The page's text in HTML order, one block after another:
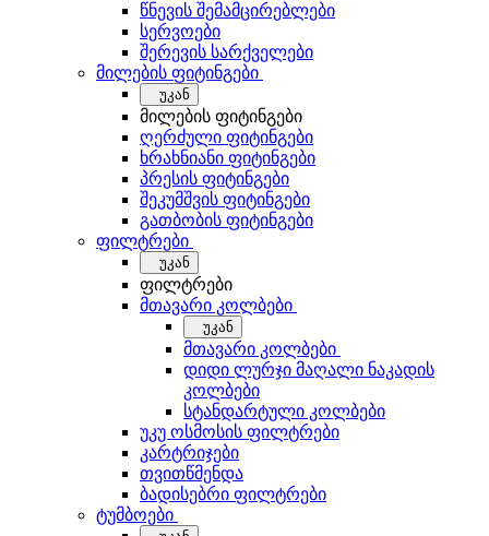
წნევის შემამცირებლები
სერვოები
შერევის სარქველები
მილების ფიტინგები
უკან
მილების ფიტინგები
ღერძული ფიტინგები
ხრახნიანი ფიტინგები
პრესის ფიტინგები
შეკუმშვის ფიტინგები
გათბობის ფიტინგები
ფილტრები
უკან
ფილტრები
მთავარი კოლბები
უკან
მთავარი კოლბები
დიდი ლურჯი მაღალი ნაკადის
კოლბები
სტანდარტული კოლბები
უკუ ოსმოსის ფილტრები
კარტრიჯები
თვითწმენდა
ბადისებრი ფილტრები
ტუმბოები